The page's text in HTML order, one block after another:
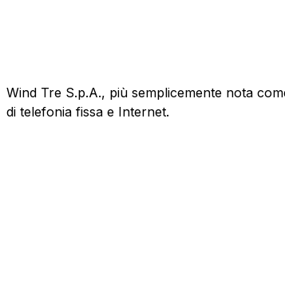
Wind Tre S.p.A., più semplicemente nota
di telefonia fissa e Internet.